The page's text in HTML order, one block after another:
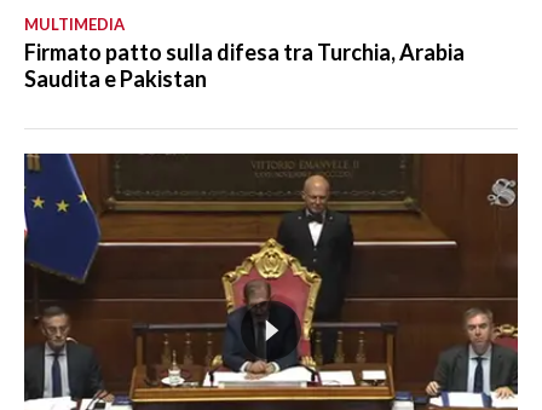
MULTIMEDIA
Firmato patto sulla difesa tra Turchia, Arabia
Saudita e Pakistan